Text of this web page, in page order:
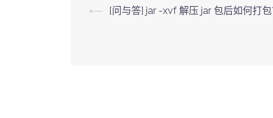
Post
⟵ [问与答] jar -xvf 解压 jar 包后如何打包